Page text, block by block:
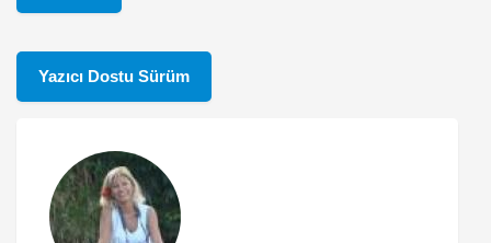
Yazıcı Dostu Sürüm